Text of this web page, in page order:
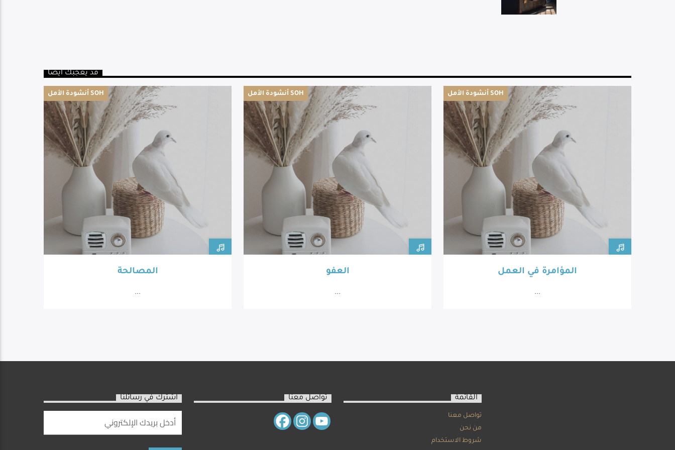
قد يعجبك أيضا
أنشودة الأمل SOH
المصالحة
...
أنشودة الأمل SOH
العفو
...
أنشودة الأمل SOH
المؤامرة في العمل
...
اشترك في رسائلنا تواصل معنا القائمة
تواصل معنا
من نحن
شروط الاستخدام